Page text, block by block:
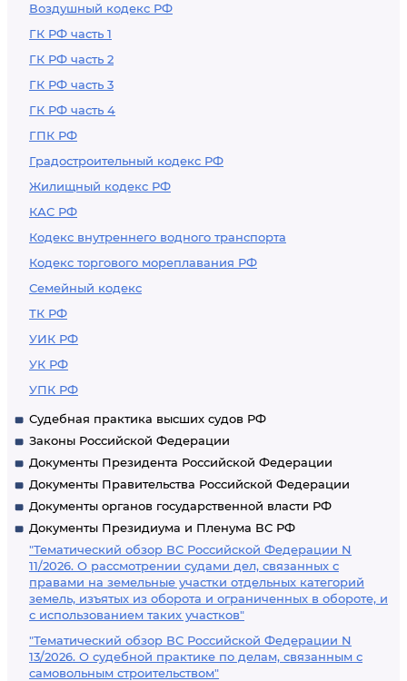
Воздушный кодекс РФ
ГК РФ часть 1
ГК РФ часть 2
ГК РФ часть 3
ГК РФ часть 4
ГПК РФ
Градостроительный кодекс РФ
Жилищный кодекс РФ
КАС РФ
Кодекс внутреннего водного транспорта
Кодекс торгового мореплавания РФ
Семейный кодекс
ТК РФ
УИК РФ
УК РФ
УПК РФ
Судебная практика высших судов РФ
Законы Российской Федерации
Документы Президента Российской Федерации
Документы Правительства Российской Федерации
Документы органов государственной власти РФ
Документы Президиума и Пленума ВС РФ
"Тематический обзор ВС Российской Федерации N
11/2026. О рассмотрении судами дел, связанных с
правами на земельные участки отдельных категорий
земель, изъятых из оборота и ограниченных в обороте, и
с использованием таких участков"
"Тематический обзор ВС Российской Федерации N
13/2026. О судебной практике по делам, связанным с
самовольным строительством"